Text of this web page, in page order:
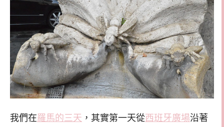
我們在羅馬的三天 ，其實第一天從西班牙廣場沿著